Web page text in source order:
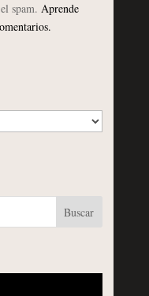
spam. Aprende